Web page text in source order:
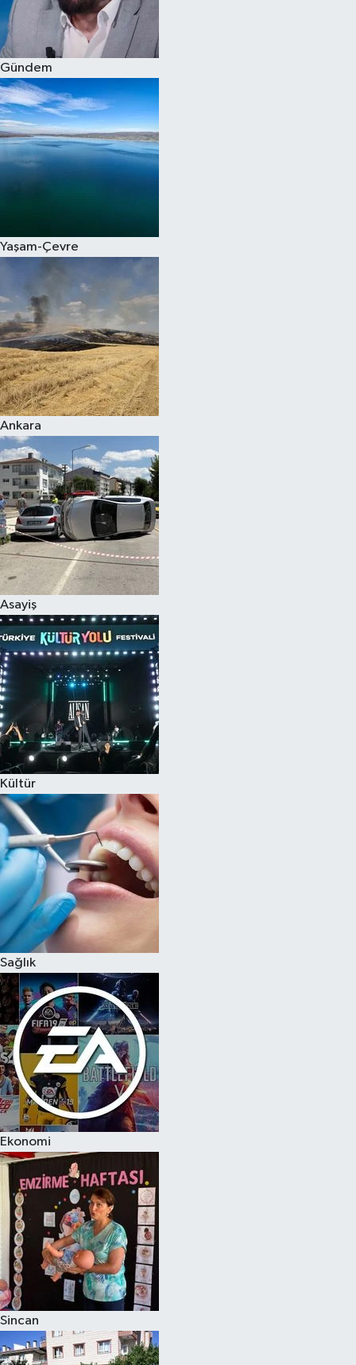
Gündem
Yaşam-Çevre
Ankara
Asayiş
Kültür
Sağlık
Ekonomi
Sincan
Spor
Burç Yorumları
Çocuk
Eğitim
Kim kimdir?
Kültür Sanat
Sağlık
Siyaset
Teknoloji
Televizyon
Yaşam-Çevre